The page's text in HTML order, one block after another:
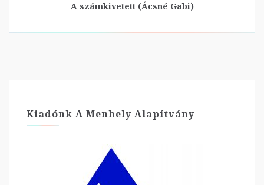
A számkivetett (Ácsné Gabi)
Kiadónk A Menhely Alapítvány